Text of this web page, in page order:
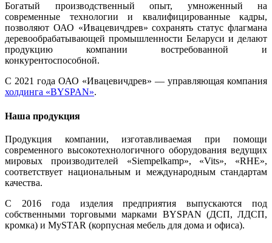
Богатый производственный опыт, умноженный на
современные технологии и квалифицированные кадры,
позволяют ОАО «Ивацевичдрев» сохранять статус флагмана
деревообрабатывающей промышленности Беларуси и делают
продукцию компании востребованной и
конкурентоспособной.
С 2021 года ОАО «Ивацевичдрев» — управляющая компания
холдинга «BYSPAN».
Наша продукция
Продукция компании, изготавливаемая при помощи
современного высокотехнологичного оборудования ведущих
мировых производителей «Siempelkamp», «Vits», «RHE»,
соответствует национальным и международным стандартам
качества.
С 2016 года изделия предприятия выпускаются под
собственными торговыми марками BYSPAN (ДСП, ЛДСП,
кромка) и MySTAR (корпусная мебель для дома и офиса).